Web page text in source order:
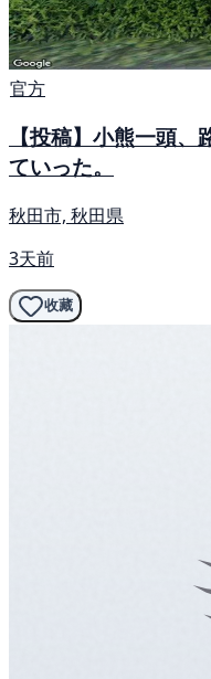
官方
【投稿】小熊一頭
ていった。
秋田市, 秋田県
3天前
收藏